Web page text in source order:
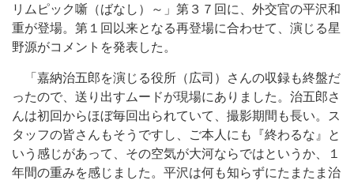
リムピック噺（ばなし）～」第３７回に、外交官の平沢和
重が登場。第１回以来となる再登場に合わせて、演じる星
野源がコメントを発表した。
「嘉納治五郎を演じる役所（広司）さんの収録も終盤だ
ったので、送り出すムードが現場にありました。治五郎さ
んは初回からほぼ毎回出られていて、撮影期間も長い。ス
タッフの皆さんもそうですし、ご本人にも『終わるな』と
いう感じがあって、その空気が大河ならではというか、１
年間の重みを感じました。平沢は何も知らずにたまたま治